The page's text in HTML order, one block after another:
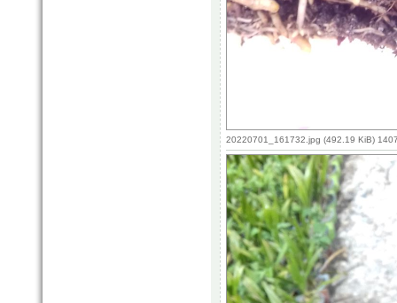
20220701_161732.jpg (492.19 KiB)